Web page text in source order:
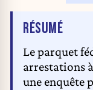
RÉSUMÉDE
Le parquet
arrestations
une enquête